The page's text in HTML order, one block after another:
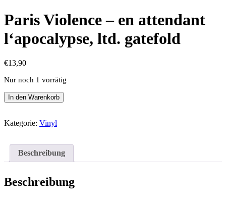
Paris Violence – en attendant
l‘apocalypse, ltd. gatefold
€13,90
Nur noch 1 vorrätig
Paris
Violence
en
gatefold
In den Warenkorb
Kategorie: Vinyl
Beschreibung
Beschreibung